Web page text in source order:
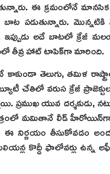
ఈ క్రమంలోనే
పడుతున్నారు.
అదే బాటలో క్రేజీ
తీవ్ర హాట్ టాపిక్‌గా మారింది.
తెలుగు, తమిళ
చేతిలో వరుస క్రేజీ
ప్రముఖ యువ దర్శకుడు,
చిత్రంలో మమితానే లీడ్
ఈ నిర్ణయం తీసుకోవడం
కొద్దీ ఫాలోవర్లు ఉన్న